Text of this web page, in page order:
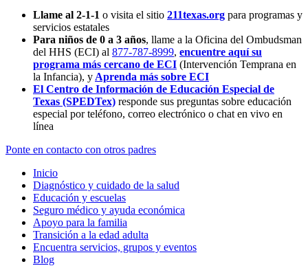
Llame al 2-1-1 o visita el sitio 211texas.org para programas y
servicios estatales
Para niños de 0 a 3 años, llame a la Oficina del Ombudsman
del HHS (ECI) al 877-787-8999, encuentre aquí su
programa más cercano de ECI (Intervención Temprana en
la Infancia), y Aprenda más sobre ECI
El Centro de Información de Educación Especial de
Texas (SPEDTex) responde sus preguntas sobre educación
especial por teléfono, correo electrónico o chat en vivo en
línea
Ponte en contacto con otros padres
Inicio
Diagnóstico y cuidado de la salud
Educación y escuelas
Seguro médico y ayuda económica
Apoyo para la familia
Transición a la edad adulta
Encuentra servicios, grupos y eventos
Blog